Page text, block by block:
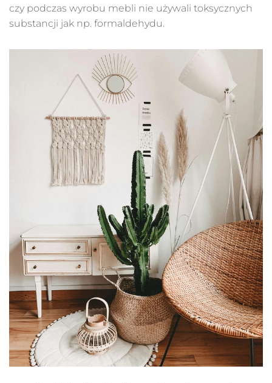
czy podczas wyrobu mebli nie używali toksycznych
substancji jak np. formaldehydu.